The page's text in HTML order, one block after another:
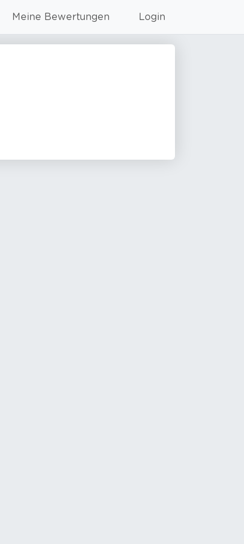
Meine Bewertungen Login